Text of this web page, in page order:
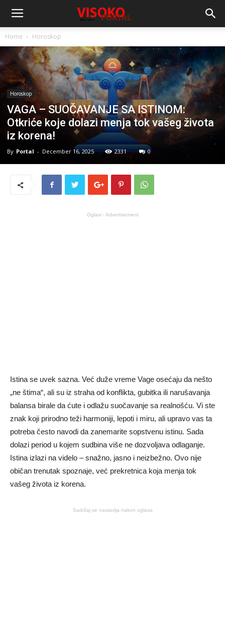
Home Horoskop
Horoskop
VAGA – SUOČAVANJE SA ISTINOM:
Otkriće koje dolazi menja tok vašeg života
iz korena!
By Portal - December 16, 2025 2331 0
Oglasi - Advertisement
Istina se uvek sazna. Već duže vreme Vage osećaju da nešto
„ne štima“, ali su iz straha od konflikta, gubitka ili narušavanja
balansa birale da ćute i odlažu suočavanje sa realnošću. Vi ste
znak koji prirodno teži harmoniji, lepoti i miru, ali upravo vas ta
potreba često navodi da zanemarite sopstvenu istinu. Sada
dolazi period u kojem sudbina više ne dozvoljava odlaganje.
Istina izlazi na videlo – snažno, jasno i neizbežno. Ovo nije
običan trenutak spoznaje, već prekretnica koja menja tok
vašeg života iz korena.
Sadržaj se nastavlja nakon oglasa